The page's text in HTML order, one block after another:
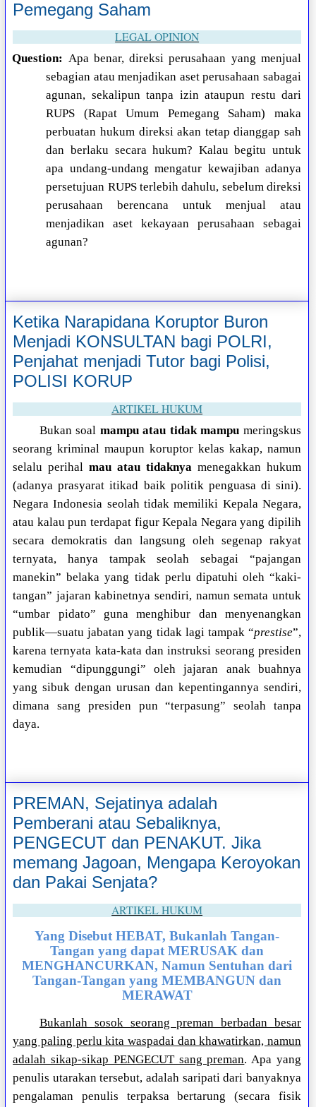
Pemegang Saham
LEGAL OPINION
Question: Apa benar, direksi perusahaan yang menjual
sebagian atau menjadikan aset perusahaan sabagai
agunan, sekalipun tanpa izin ataupun restu dari
RUPS (Rapat Umum Pemegang Saham) maka
perbuatan hukum direksi akan tetap dianggap sah
dan berlaku secara hukum? Kalau begitu untuk
apa undang-undang mengatur kewajiban adanya
persetujuan RUPS terlebih dahulu, sebelum direksi
perusahaan berencana untuk menjual atau
menjadikan aset kekayaan perusahaan sebagai
agunan?
Ketika Narapidana Koruptor Buron
Menjadi KONSULTAN bagi POLRI,
Penjahat menjadi Tutor bagi Polisi,
POLISI KORUP
ARTIKEL HUKUM
Bukan soal mampu atau tidak mampu meringskus
seorang kriminal maupun koruptor kelas kakap, namun
selalu perihalmau atau tidaknya menegakkan hukum
(adanya prasyarat itikad baik politik penguasa di sini).
Negara Indonesia seolah tidak memiliki Kepala Negara,
atau kalau pun terdapat figur Kepala Negara yang dipilih
secara demokratis dan langsung oleh segenap rakyat
ternyata, hanya tampak seolah sebagai “pajangan
manekin” belaka yang tidak perlu dipatuhi oleh “kaki-
tangan” jajaran kabinetnya sendiri, namun semata untuk
“umbar pidato” guna menghibur dan menyenangkan
publik—suatu jabatan yang tidak lagi tampak “prestise”,
karena ternyata kata-kata dan instruksi seorang presiden
kemudian “dipunggungi” oleh jajaran anak buahnya
yang sibuk dengan urusan dan kepentingannya sendiri,
dimana sang presiden pun “terpasung” seolah tanpa
daya.
PREMAN, Sejatinya adalah
Pemberani atau Sebaliknya,
PENGECUT dan PENAKUT. Jika
memang Jagoan, Mengapa Keroyokan
dan Pakai Senjata?
ARTIKEL HUKUM
Yang Disebut HEBAT, Bukanlah Tangan-
Tangan yang dapat MERUSAK dan
MENGHANCURKAN, Namun Sentuhan dari
Tangan-Tangan yang MEMBANGUN dan
MERAWAT
Bukanlah sosok seorang preman berbadan besar
yang paling perlu kita waspadai dan khawatirkan, namun
adalah sikap-sikap PENGECUT sang preman. Apa yang
penulis utarakan tersebut, adalah saripati dari banyaknya
pengalaman penulis terpaksa bertarung (secara fisik